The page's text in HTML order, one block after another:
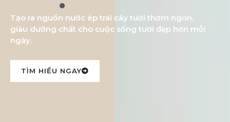
Tạo ra nguồn nước ép trái cây tươi thơm ngon,
giàu dưỡng chất cho cuộc sống tươi đẹp hơn mỗi
ngày.
TÌM HIỂU NGAY